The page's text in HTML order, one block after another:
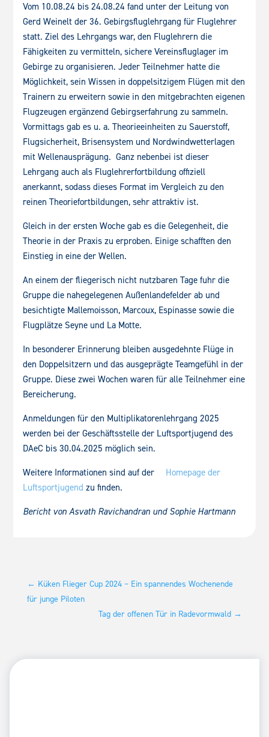
Vom 10.08.24 bis 24.08.24 fand unter der Leitung von
Gerd Weinelt der 36. Gebirgsfluglehrgang für Fluglehrer
statt. Ziel des Lehrgangs war, den Fluglehrern die
Fähigkeiten zu vermitteln, sichere Vereinsfluglager im
Gebirge zu organisieren. Jeder Teilnehmer hatte die
Möglichkeit, sein Wissen in doppelsitzigem Flügen mit den
Trainern zu erweitern sowie in den mitgebrachten eigenen
Flugzeugen ergänzend Gebirgserfahrung zu sammeln.
Vormittags gab es u. a. Theorieeinheiten zu Sauerstoff,
Flugsicherheit, Brisensystem und Nordwindwetterlagen
mit Wellenausprägung. Ganz nebenbei ist dieser
Lehrgang auch als Fluglehrerfortbildung offiziell
anerkannt, sodass dieses Format im Vergleich zu den
reinen Theoriefortbildungen, sehr attraktiv ist.
Gleich in der ersten Woche gab es die Gelegenheit, die
Theorie in der Praxis zu erproben. Einige schafften den
Einstieg in eine der Wellen.
An einem der fliegerisch nicht nutzbaren Tage fuhr die
Gruppe die nahegelegenen Außenlandefelder ab und
besichtigte Mallemoisson, Marcoux, Espinasse sowie die
Flugplätze Seyne und La Motte.
In besonderer Erinnerung bleiben ausgedehnte Flüge in
den Doppelsitzern und das ausgeprägte Teamgefühl in der
Gruppe. Diese zwei Wochen waren für alle Teilnehmer eine
Bereicherung.
Anmeldungen für den Multiplikatorenlehrgang 2025
werden bei der Geschäftsstelle der Luftsportjugend des
DAeC bis 30.04.2025 möglich sein.
Weitere Informationen sind auf der
Homepage der
Luftsportjugend zu finden.
Bericht von Asvath Ravichandran und Sophie Hartmann
← Küken Flieger Cup 2024 – Ein spannendes Wochenende
für junge Piloten
Tag der offenen Tür in Radevormwald →